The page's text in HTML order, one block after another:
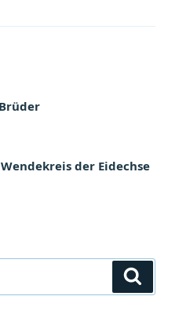
der Eidechse